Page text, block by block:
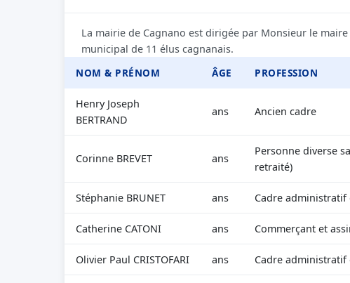
La mairie de Cagnano est dirigée par Monsieur le
municipal de 11 élus cagnanais.
NOM & PRÉNOM
ÂGE PROFESSION
Henry Joseph
BERTRAND
ans Ancien cadre
Corinne BREVET ans
Personne diverse
retraité)
Stéphanie BRUNET ans Cadre
Catherine CATONI ans Commerçant et
Olivier Paul CRISTOFARI ans Cadre